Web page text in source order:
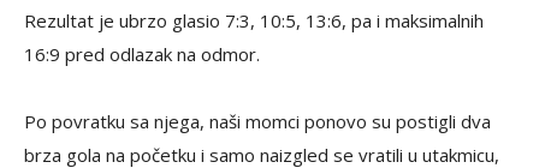
Rezultat je ubrzo glasio 7:3, 10:5, 13:6, pa i maksimalnih
16:9 pred odlazak na odmor.
Po povratku sa njega, naši momci ponovo su postigli dva
brza gola na početku i samo naizgled se vratili u utakmicu,